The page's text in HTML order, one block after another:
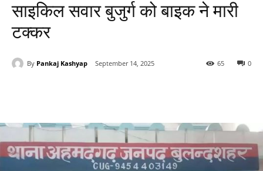
साइकिल सवार बुजुर्ग को बाइक ने मारी
टक्कर
By Pankaj Kashyap September 14, 2025 0
65